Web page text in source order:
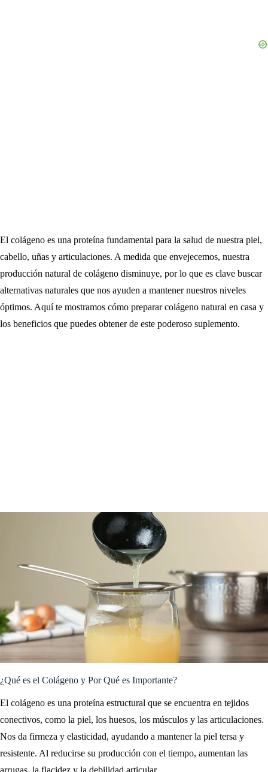
El colágeno es una proteína fundamental para la salud de nuestra piel,
cabello, uñas y articulaciones. A medida que envejecemos, nuestra
producción natural de colágeno disminuye, por lo que es clave buscar
alternativas naturales que nos ayuden a mantener nuestros niveles
óptimos. Aquí te mostramos cómo preparar colágeno natural en casa y
los beneficios que puedes obtener de este poderoso suplemento.
¿Qué es el Colágeno y Por Qué es Importante?
El colágeno es una proteína estructural que se encuentra en tejidos
conectivos, como la piel, los huesos, los músculos y las articulaciones.
Nos da firmeza y elasticidad, ayudando a mantener la piel tersa y
resistente. Al reducirse su producción con el tiempo, aumentan las
arrugas, la flacidez y la debilidad articular.